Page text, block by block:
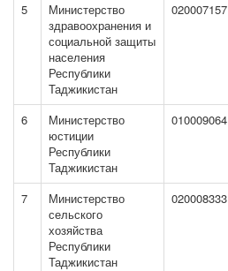
5
Министерство
здравоохранения и
социальной защиты
населения
Республики
Таджикистан
020007157
6
Министерство
юстиции
Республики
Таджикистан
010009064
7
Министерство
сельского
хозяйства
Республики
Таджикистан
020008333